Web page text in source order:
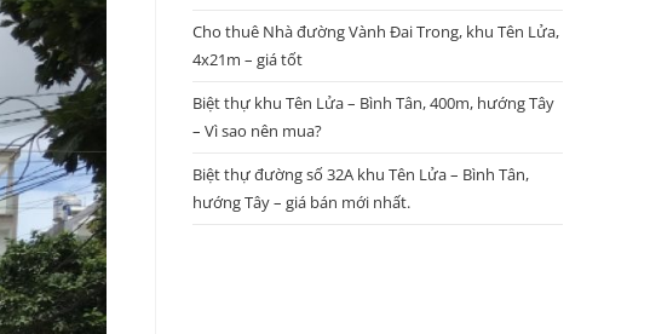
Cho thuê Nhà đường Vành Đai Trong, khu Tên Lửa,
4x21m – giá tốt
Biệt thự khu Tên Lửa – Bình Tân, 400m, hướng Tây
– Vì sao nên mua?
Biệt thự đường số 32A khu Tên Lửa – Bình Tân,
hướng Tây – giá bán mới nhất.